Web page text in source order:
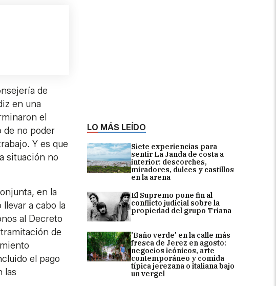
LO MÁS LEÍDO
Siete experiencias para
sentir La Janda de costa a
interior: descorches,
miradores, dulces y castillos
en la arena
El Supremo pone fin al
conflicto judicial sobre la
propiedad del grupo Triana
'Baño verde' en la calle más
fresca de Jerez en agosto:
negocios icónicos, arte
contemporáneo y comida
típica jerezana o italiana bajo
un vergel
de
en una
el
de no poder
Y es que
situación no
en la
a cabo la
al Decreto
de
el pago
las